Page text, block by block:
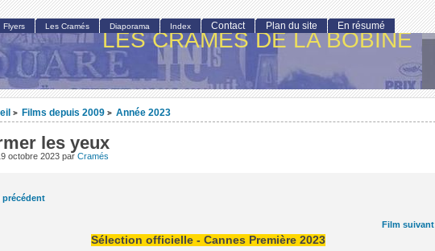
LES CRAMÉS DE LA BOBINE
> Films depuis 2009 > Année 2023
les yeux
octobre 2023 par Cramés
précédent
Film suivant
Sélection officielle - Cannes Première 2023
Flyers Les Cramés Diaporama Index Contact Plan du site En résumé